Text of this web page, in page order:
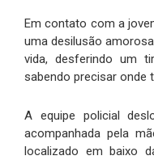
Em contato com a
uma desilusão
vida, desferindo um
sabendo precisar onde
A equipe policial
acompanhada pela
localizado em baixo